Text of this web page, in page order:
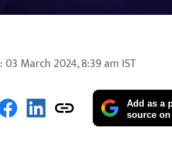
:03 March 2024, 8:39 am IST
Add as a
source